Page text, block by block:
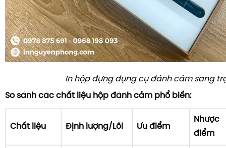
In hộp đựng dụng cụ đánh cảm sang
So sánh các chất liệu hộp đánh cảm phổ biến:
Chất liệu Định lượng/Lõi Ưu điểm
Nhược
điểm